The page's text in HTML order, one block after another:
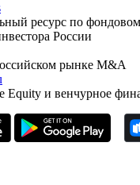
ресурс по
России
рынке M&A
Equity и венчурное